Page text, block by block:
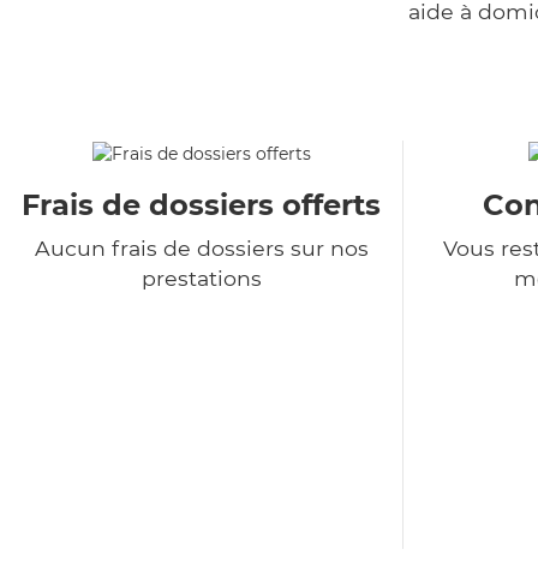
aide à
Frais de dossiers offerts
Aucun frais de dossiers sur nos
prestations
Vous